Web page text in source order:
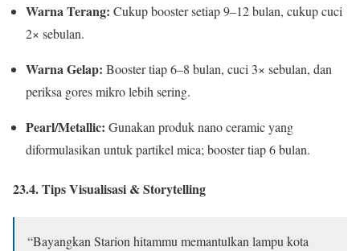
Warna Terang: Cukup booster setiap 9–12 bulan, cukup cuci
2× sebulan.
Warna Gelap: Booster tiap 6–8 bulan, cuci 3× sebulan, dan
periksa gores mikro lebih sering.
Pearl/Metallic: Gunakan produk nano ceramic yang
diformulasikan untuk partikel mica; booster tiap 6 bulan.
23.4. Tips Visualisasi & Storytelling
“Bayangkan Starion hitammu memantulkan lampu kota